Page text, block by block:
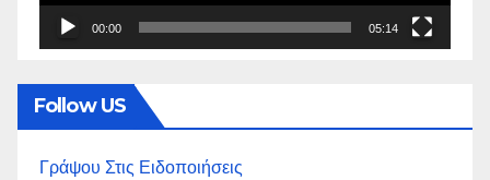
00:00 05:14
Follow US
Γράψου Στις Ειδοποιήσεις